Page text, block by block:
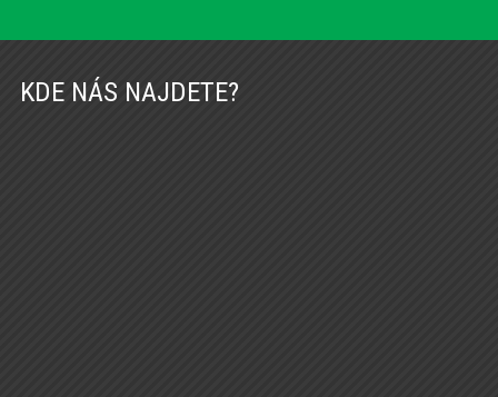
KDE NÁS NAJDETE?